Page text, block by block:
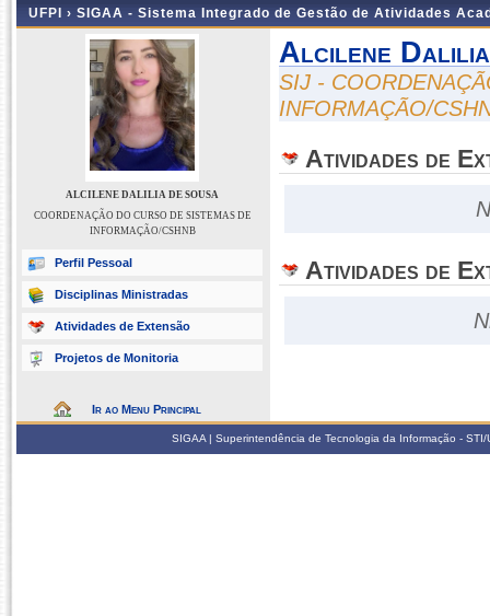
UFPI › SIGAA - Sistema Integrado de Gestão de Atividades
ALCILENE DALILIA DE SOUSA
COORDENAÇÃO DO CURSO DE SISTEMAS DE
INFORMAÇÃO/CSHNB
Perfil Pessoal
Disciplinas Ministradas
Atividades de Extensão
Projetos de Monitoria
Ir ao Menu Principal
Alcilene Dalilia
SIJ -
INFORMAÇÃO/
Atividades de
Atividades de
SIGAA | Superintendência de Tecnologia da Informação -